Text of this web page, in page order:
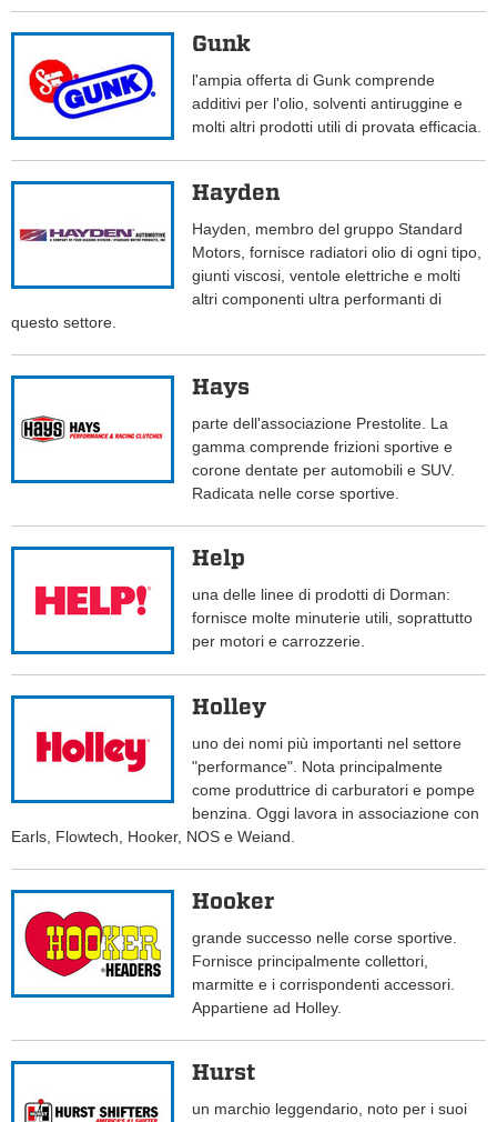
Gunk
l'ampia offerta di Gunk comprende
additivi per l'olio, solventi antiruggine e
molti altri prodotti utili di provata efficacia.
Hayden
Hayden, membro del gruppo Standard
Motors, fornisce radiatori olio di ogni tipo,
giunti viscosi, ventole elettriche e molti
altri componenti ultra performanti di
questo settore.
Hays
parte dell'associazione Prestolite. La
gamma comprende frizioni sportive e
corone dentate per automobili e SUV.
Radicata nelle corse sportive.
Help
una delle linee di prodotti di Dorman:
fornisce molte minuterie utili, soprattutto
per motori e carrozzerie.
Holley
uno dei nomi più importanti nel settore
"performance". Nota principalmente
come produttrice di carburatori e pompe
benzina. Oggi lavora in associazione con
Earls, Flowtech, Hooker, NOS e Weiand.
Hooker
grande successo nelle corse sportive.
Fornisce principalmente collettori,
marmitte e i corrispondenti accessori.
Appartiene ad Holley.
Hurst
un marchio leggendario, noto per i suoi